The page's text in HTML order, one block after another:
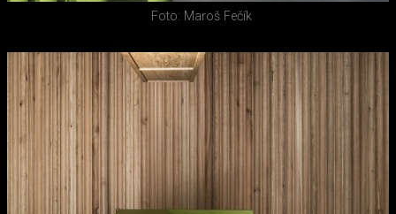
Foto: Maroš Fečík